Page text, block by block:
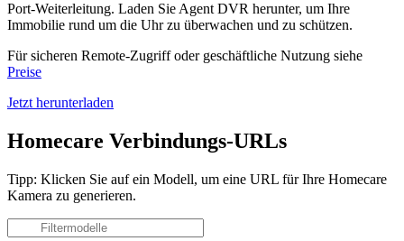
Port-Weiterleitung. Laden Sie Agent DVR herunter, um Ihre
Immobilie rund um die Uhr zu überwachen und zu schützen.
Für sicheren Remote-Zugriff oder geschäftliche Nutzung siehe
Preise
Jetzt herunterladen
Homecare Verbindungs-URLs
Tipp: Klicken Sie auf ein Modell, um eine URL für Ihre Homecare
Kamera zu generieren.